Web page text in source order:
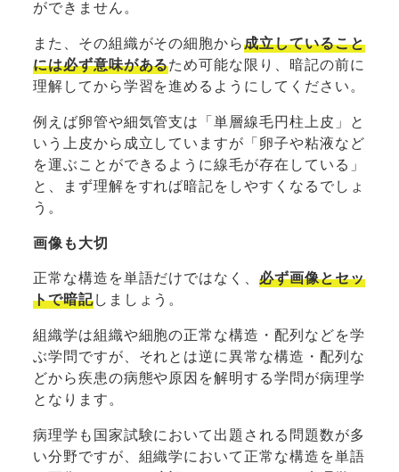
ができません。
また、その組織がその細胞から成立していること
には必ず意味があるため可能な限り、暗記の前に
理解してから学習を進めるようにしてください。
例えば卵管や細気管支は「単層線毛円柱上皮」と
いう上皮から成立していますが「卵子や粘液など
を運ぶことができるように線毛が存在している」
と、まず理解をすれば暗記をしやすくなるでしょ
う。
画像も大切
正常な構造を単語だけではなく、必ず画像とセッ
トで暗記しましょう。
組織学は組織や細胞の正常な構造・配列などを学
ぶ学問ですが、それとは逆に異常な構造・配列な
どから疾患の病態や原因を解明する学問が病理学
となります。
病理学も国家試験において出題される問題数が多
い分野ですが、組織学において正常な構造を単語